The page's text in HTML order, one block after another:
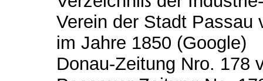
Verein der Stadt Passau
im Jahre 1850 (Google)
Donau-Zeitung Nro. 178